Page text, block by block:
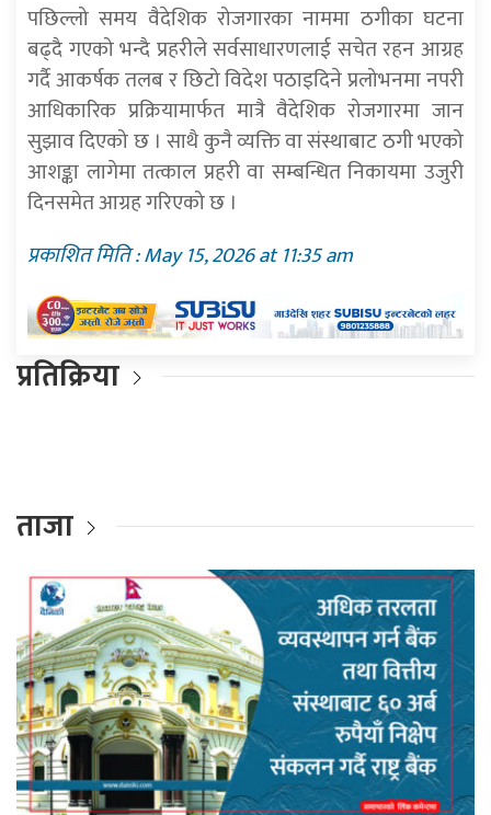
पछिल्लो समय वैदेशिक रोजगारका नाममा ठगीका घटना
बढ्दै गएको भन्दै प्रहरीले सर्वसाधारणलाई सचेत रहन आग्रह
गर्दै आकर्षक तलब र छिटो विदेश पठाइदिने प्रलोभनमा नपरी
आधिकारिक प्रक्रियामार्फत मात्रै वैदेशिक रोजगारमा जान
सुझाव दिएको छ । साथै कुनै व्यक्ति वा संस्थाबाट ठगी भएको
आशङ्का लागेमा तत्काल प्रहरी वा सम्बन्धित निकायमा उजुरी
दिनसमेत आग्रह गरिएको छ ।
प्रकाशित मिति : May 15, 2026 at 11:35 am
प्रतिक्रिया
ताजा